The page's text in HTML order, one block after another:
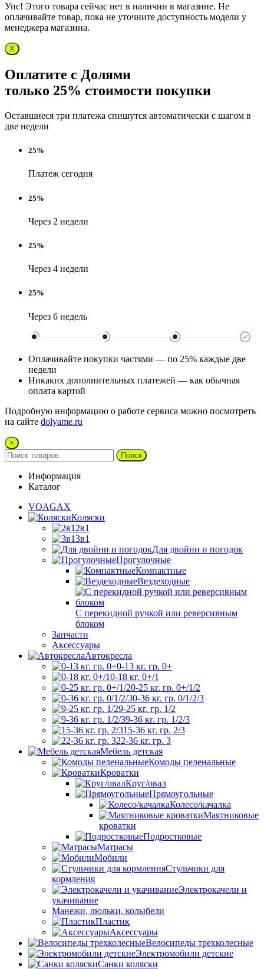
Упс! Этого товара сейчас нет в наличии в магазине. Не
оплачивайте товар, пока не уточните доступность модели у
менеджера магазина.
X
Оплатите с Долями
только 25% стоимости покупки
Оставшиеся три платежа спишутся автоматически с шагом в
две недели
25%
Платеж сегодня
25%
Через 2 недели
25%
Через 4 недели
25%
Через 6 недель
Оплачивайте покупки частями — по 25% каждые две
недели
Никаких дополнительных платежей — как обычная
оплата картой
Подробную информацию о работе сервиса можно посмотреть
на сайте dolyame.ru
×
Поиск
Информация
Каталог
VOAGAX
Коляски
2в1
3в1
Для двойни и погодок
Прогулочные
Компактные
Вездеходные
С перекидной ручкой или реверсивным
блоком
Запчасти
Аксессуары
Автокресла
0-13 кг. гр. 0+
0-18 кг. 0+/1
0-25 кг. гр. 0+/1/2
0-36 кг. гр. 0/1/2/3
9-25 кг. гр. 1/2
9-36 кг. гр. 1/2/3
15-36 кг. гр. 2/3
22-36 кг. гр. 3
Мебель детская
Комоды пеленальные
Кроватки
Круг/овал
Прямоугольные
Колесо/качалка
Маятниковые
кроватки
Подростковые
Матрасы
Мобили
Стульчики для
кормления
Электрокачели и
укачивание
Манежи, люльки, колыбели
Пластик
Аксессуары
Велосипеды трехколесные
Электромобили детские
Санки коляски